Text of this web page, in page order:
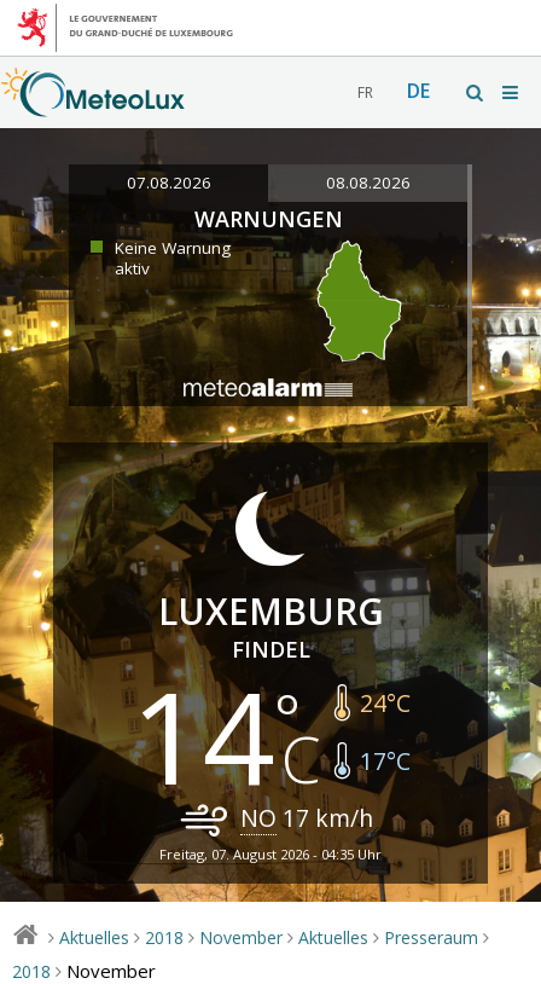
FR DE
07.08.2026 08.08.2026
WARNUNGEN
Keine Warnung
aktiv
LUXEMBURG
FINDEL
14 24°C
17°C
NO 17 km/h
Freitag, 07. August 2026 - 04:35 Uhr
> Aktuelles > 2018 > November > Aktuelles > Presseraum >
2018 > November